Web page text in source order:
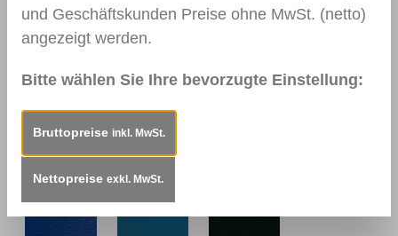
Schwarzgrau Monumentblau Schiefergrau
Ren. 5150.05- Ren. 5013.05-
Dunkelblau
und Geschäftskunden Preise ohne MwSt. (netto)
angezeigt werden.
Bitte wählen Sie Ihre bevorzugte Einstellung:
Bruttopreise inkl. MwSt.
Nettopreise exkl. MwSt.